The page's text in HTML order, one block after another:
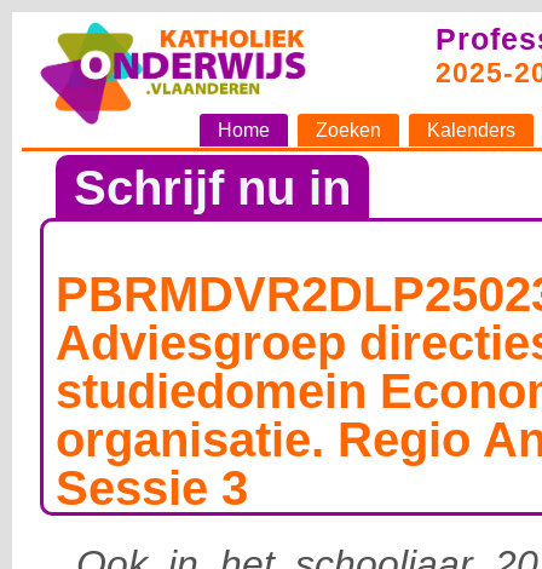
2025-
Home Zoeken Kalenders
Schrijf nu in
Adviesgroep
studiedomein
organisatie. Regio
Sessie 3